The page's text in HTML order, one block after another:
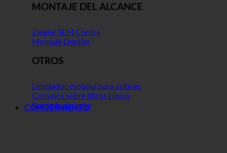
MONTAJE DEL ALCANCE
Ziegler SEM Contra
Montaje Dentler
OTROS
Limpiador especial para ópticas
Consejos sobre libros Libros
Bordado a pluma
CONOCIMIENTO